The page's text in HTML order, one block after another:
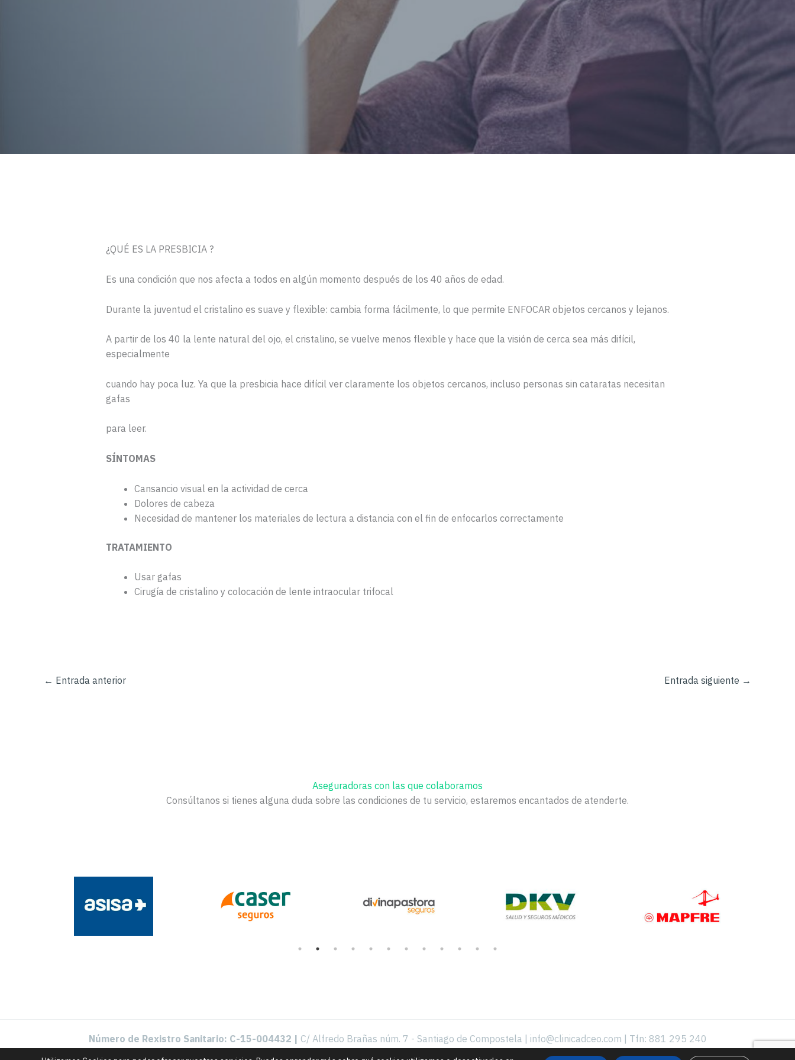
¿QUÉ ES LA PRESBICIA ?
Es una condición que nos afecta a todos en algún momento después de los 40 años de edad.
Durante la juventud el cristalino es suave y flexible: cambia forma fácilmente, lo que permite ENFOCAR objetos cercanos y lejanos.
A partir de los 40 la lente natural del ojo, el cristalino, se vuelve menos flexible y hace que la visión de cerca sea más difícil,
especialmente
cuando hay poca luz. Ya que la presbicia hace difícil ver claramente los objetos cercanos, incluso personas sin cataratas necesitan
gafas
para leer.
SÍNTOMAS
Cansancio visual en la actividad de cerca
Dolores de cabeza
Necesidad de mantener los materiales de lectura a distancia con el fin de enfocarlos correctamente
TRATAMIENTO
Usar gafas
Cirugía de cristalino y colocación de lente intraocular trifocal
← Entrada anterior Entrada siguiente →
Aseguradoras con las que colaboramos
Consúltanos si tienes alguna duda sobre las condiciones de tu servicio, estaremos encantados de atenderte.
Número de Rexistro Sanitario: C-15-004432 | C/ Alfredo Brañas núm. 7 - Santiago de Compostela | info@clinicadceo.com | Tfn: 881 295 240